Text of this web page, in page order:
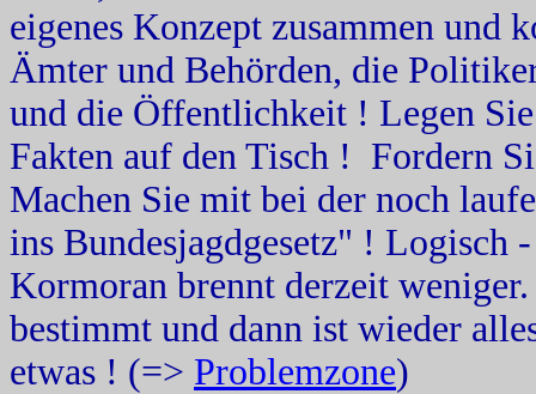
eigenes Konzept zusammen und
Ämter und Behörden, die
und die Öffentlichkeit ! Legen
Fakten auf den Tisch ! Fordern
Machen Sie mit bei der noch
ins Bundesjagdgesetz" ! Logisch
Kormoran brennt derzeit
bestimmt und dann ist wieder
etwas ! (=> Problemzone)